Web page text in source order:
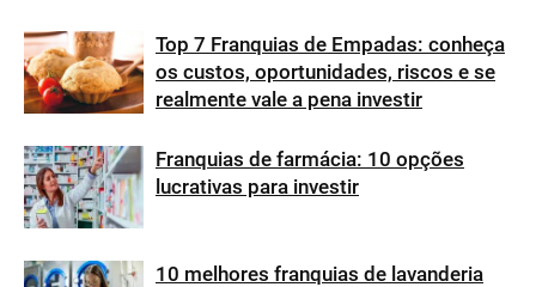
Top 7 Franquias de Empadas: conheça
os custos, oportunidades, riscos e se
realmente vale a pena investir
Franquias de farmácia: 10 opções
lucrativas para investir
10 melhores franquias de lavanderia